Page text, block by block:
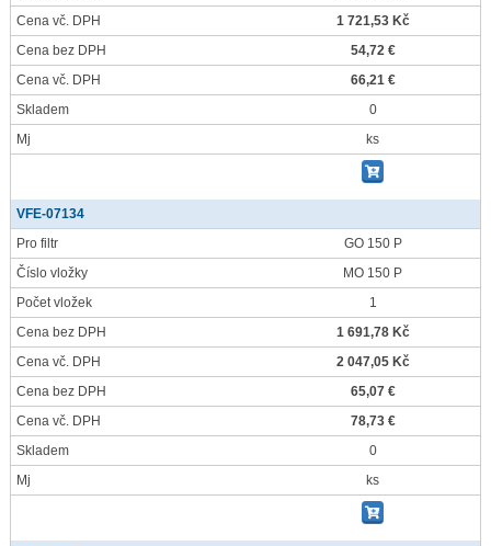
Cena vč. DPH
1 721,53 Kč
Cena bez DPH
54,72 €
Cena vč. DPH
66,21 €
Skladem
0
Mj
ks
VFE-07134
Pro filtr
GO 150 P
Číslo vložky
MO 150 P
Počet vložek
1
Cena bez DPH
1 691,78 Kč
Cena vč. DPH
2 047,05 Kč
Cena bez DPH
65,07 €
Cena vč. DPH
78,73 €
Skladem
0
Mj
ks